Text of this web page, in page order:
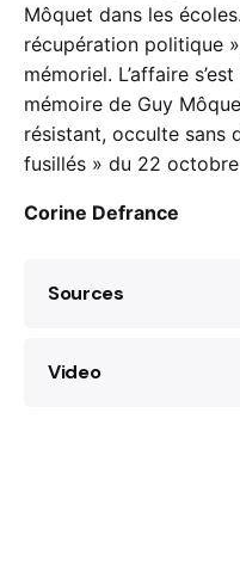
Môquet dans les
récupération politique
mémoriel. L’affaire
mémoire de Guy
résistant, occulte sans
fusillés » du 22 octobre
Corine Defrance
Sources
Pierre-Louis
Video